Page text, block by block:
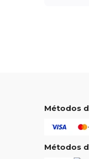
Métodos
Métodos